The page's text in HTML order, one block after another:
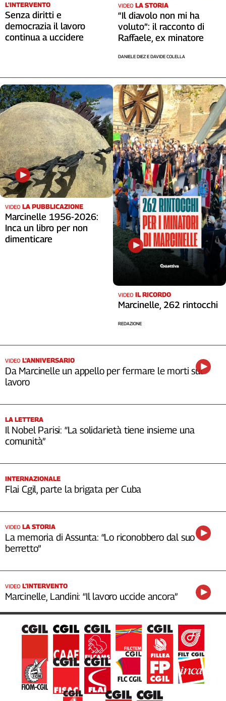
Cerca
La
redazione
Newsletter
Social
L'INTERVENTO
Senza diritti e
democrazia il lavoro
continua a uccidere
VIDEO LA STORIA
“Il diavolo non mi ha
voluto”: il racconto di
Raffaele, ex minatore
DANIELE DIEZ E DAVIDE COLELLA
VIDEO LA PUBBLICAZIONE
Marcinelle 1956-2026:
Inca un libro per non
dimenticare
VIDEO IL RICORDO
Marcinelle, 262 rintocchi
REDAZIONE
VIDEO L'ANNIVERSARIO
Da Marcinelle un appello per fermare le morti sul
lavoro
LA LETTERA
Il Nobel Parisi: “La solidarietà tiene insieme una
comunità”
INTERNAZIONALE
Flai Cgil, parte la brigata per Cuba
VIDEO LA STORIA
La memoria di Assunta: “Lo riconobbero dal suo
berretto”
VIDEO L’INTERVENTO
Marcinelle, Landini: “Il lavoro uccide ancora”